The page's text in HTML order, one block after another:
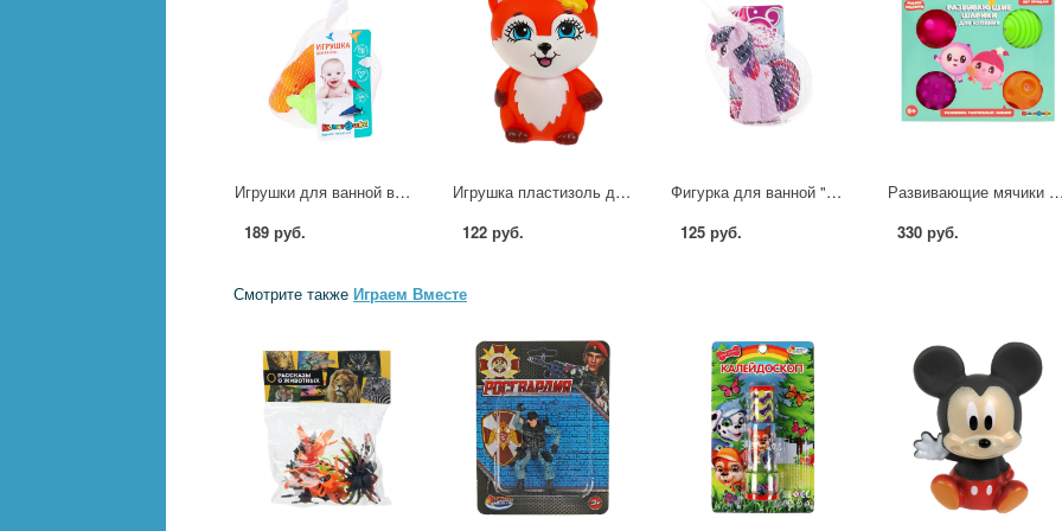
Игрушки для ванной в сетке Играем Вместе YG98155 (120)
189 руб.
Игрушка пластизоль для ванны Лисичка 10 см. Энчантималс в сетке КАПИТОШКА LX-FEL
122 руб.
Фигурка для ванной "My Little Pony" в асс. Играем вместе 47RUS
125 руб.
Развивающие мячики для купания "Малышарики" 4 шт. Играем Вместе MAL-79178-B01
330 руб.
Смотрите также Играем Вместе